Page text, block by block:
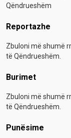
Qëndrueshëm
Reportazhe
Zbuloni më shumë
të Qëndrueshëm.
Burimet
Zbuloni më shumë
të Qëndrueshëm.
Punësime